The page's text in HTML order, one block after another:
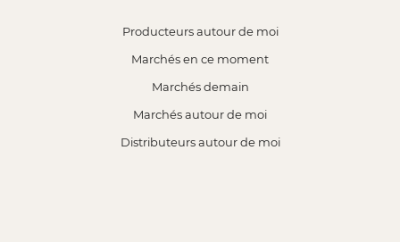
Producteurs autour de moi
Marchés en ce moment
Marchés demain
Marchés autour de moi
Distributeurs autour de moi